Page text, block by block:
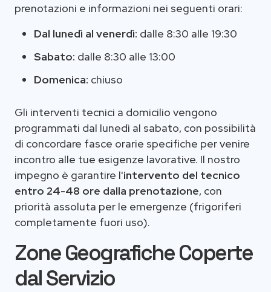
prenotazioni e informazioni nei seguenti orari:
Dal lunedì al venerdì: dalle 8:30 alle 19:30
Sabato: dalle 8:30 alle 13:00
Domenica: chiuso
Gli interventi tecnici a domicilio vengono
programmati dal lunedì al sabato, con possibilità
di concordare fasce orarie specifiche per venire
incontro alle tue esigenze lavorative. Il nostro
impegno è garantire l'intervento del tecnico
entro 24-48 ore dalla prenotazione, con
priorità assoluta per le emergenze (frigoriferi
completamente fuori uso).
Zone Geografiche Coperte
dal Servizio